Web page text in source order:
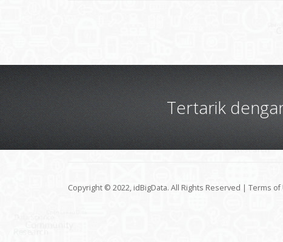
Tertarik
Copyright © 2022, idBigData. All Rights Reserved | Terms of